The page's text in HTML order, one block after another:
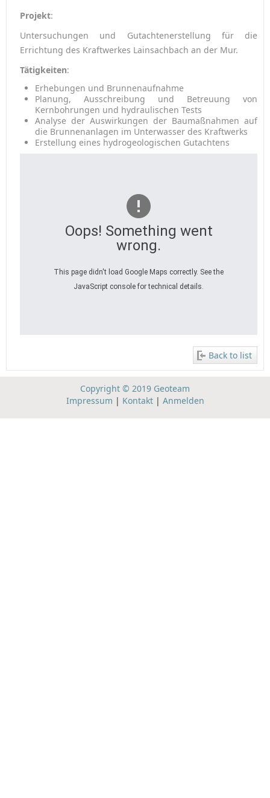
Projekt:
Untersuchungen und Gutachtenerstellung für die
Errichtung des Kraftwerkes Lainsachbach an der Mur.
Tätigkeiten:
Erhebungen und Brunnenaufnahme
Planung, Ausschreibung und Betreuung von
Kernbohrungen und hydraulischen Tests
Analyse der Auswirkungen der Baumaßnahmen auf
die Brunnenanlagen im Unterwasser des Kraftwerks
Erstellung eines hydrogeologischen Gutachtens
Oops! Something went
wrong.
This page didn't load Google Maps correctly. See the
JavaScript console for technical details.
Back to list
Copyright © 2019 Geoteam
Impressum | Kontakt| Anmelden